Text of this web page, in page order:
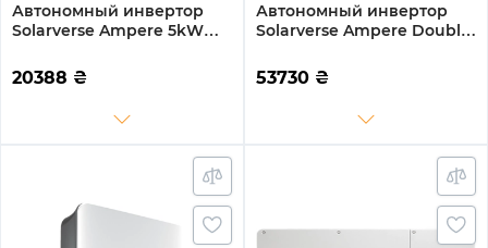
Автономный инвертор
Solarverse Ampere 5kW
Однофазный (SV5048A)
20388 ₴
Автономный инвертор
Solarverse Ampere Double
Однофазный (SV8048AD)
53730 ₴